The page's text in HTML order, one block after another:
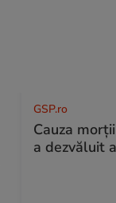
GSP.ro
Cauza
a dezvăluit